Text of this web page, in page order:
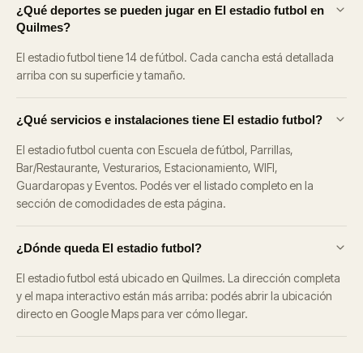
¿Qué deportes se pueden jugar en El estadio futbol en
Quilmes?
El estadio futbol tiene 14 de fútbol. Cada cancha está detallada
arriba con su superficie y tamaño.
¿Qué servicios e instalaciones tiene El estadio futbol?
El estadio futbol cuenta con Escuela de fútbol, Parrillas,
Bar/Restaurante, Vesturarios, Estacionamiento, WIFI,
Guardaropas y Eventos. Podés ver el listado completo en la
sección de comodidades de esta página.
¿Dónde queda El estadio futbol?
El estadio futbol está ubicado en Quilmes. La dirección completa
y el mapa interactivo están más arriba: podés abrir la ubicación
directo en Google Maps para ver cómo llegar.